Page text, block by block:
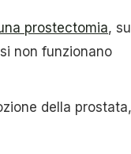
prostectomia,
non funzionano
della prostata,